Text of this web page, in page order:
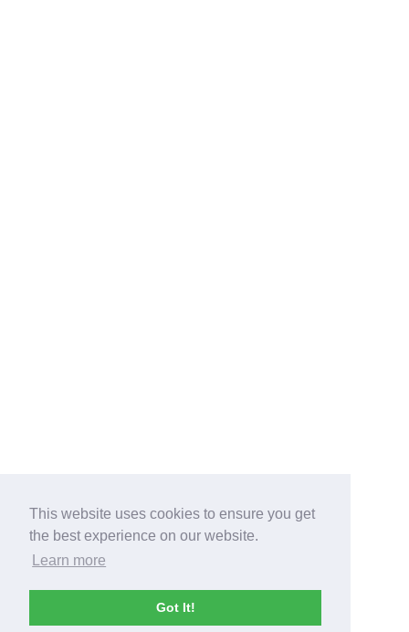
This website uses cookies to ensure you get
the best experience on our website.
Learn more
Got It!